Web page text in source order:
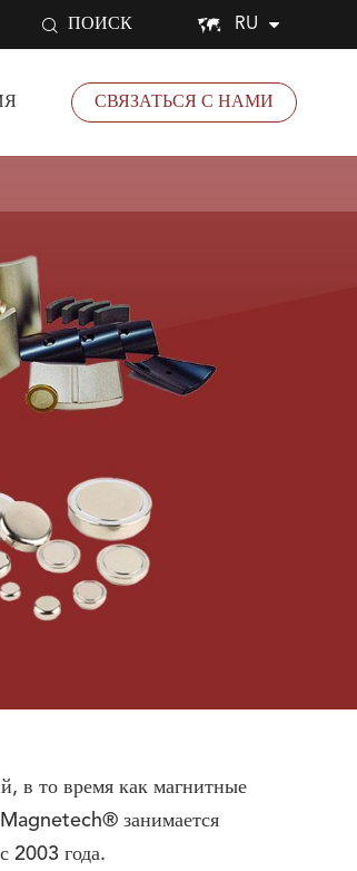
 ПОИСК  RU
СВЯЗАТЬСЯ С НАМИ
в то время как магнитные
занимается
2003 года.